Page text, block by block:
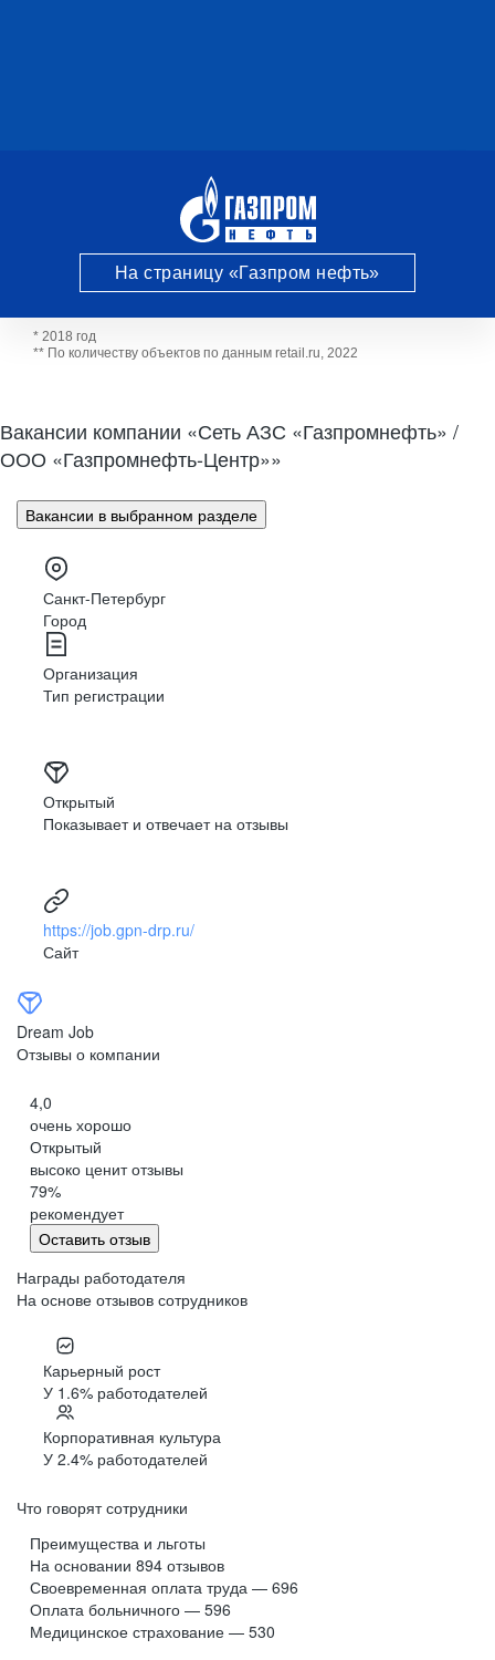
На страницу «Газпром нефть»
* 2018 год
** По количеству объектов по данным retail.ru, 2022
Вакансии компании «Сеть АЗС «Газпромнефть» /
ООО «Газпромнефть-Центр»»
Вакансии в выбранном разделе
Санкт-Петербург
Город
Организация
Тип регистрации
Открытый
Показывает и отвечает на отзывы
https://job.gpn-drp.ru/
Сайт
Dream Job
Отзывы о компании
4,0
очень хорошо
Открытый
высоко ценит отзывы
79%
рекомендует
Оставить отзыв
Награды работодателя
На основе отзывов сотрудников
Карьерный рост
У 1.6% работодателей
Корпоративная культура
У 2.4% работодателей
Что говорят сотрудники
Преимущества и льготы
На основании 894 отзывов
Своевременная оплата труда — 696
Оплата больничного — 596
Медицинское страхование — 530